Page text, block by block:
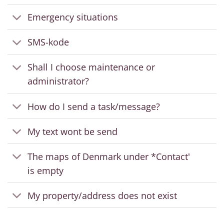
Emergency situations
SMS-kode
Shall I choose maintenance or
administrator?
How do I send a task/message?
My text wont be send
The maps of Denmark under *Contact'
is empty
My property/address does not exist